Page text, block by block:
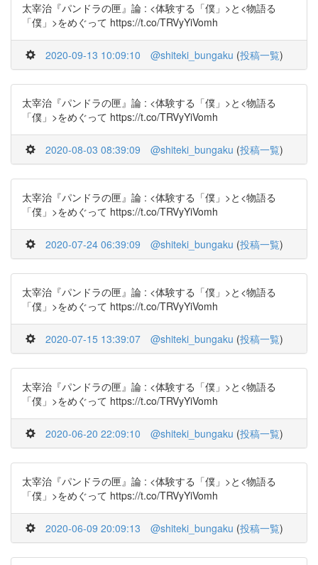
太宰治『パンドラの匣』論 : <体験する「僕」>と<物語る
「僕」>をめぐって https://t.co/TRVyYiVomh
2020-09-13 10:09:10 @shiteki_bungaku (投稿一覧)
太宰治『パンドラの匣』論 : <体験する「僕」>と<物語る
「僕」>をめぐって https://t.co/TRVyYiVomh
2020-08-03 08:39:09 @shiteki_bungaku (投稿一覧)
太宰治『パンドラの匣』論 : <体験する「僕」>と<物語る
「僕」>をめぐって https://t.co/TRVyYiVomh
2020-07-24 06:39:09 @shiteki_bungaku (投稿一覧)
太宰治『パンドラの匣』論 : <体験する「僕」>と<物語る
「僕」>をめぐって https://t.co/TRVyYiVomh
2020-07-15 13:39:07 @shiteki_bungaku (投稿一覧)
太宰治『パンドラの匣』論 : <体験する「僕」>と<物語る
「僕」>をめぐって https://t.co/TRVyYiVomh
2020-06-20 22:09:10 @shiteki_bungaku (投稿一覧)
太宰治『パンドラの匣』論 : <体験する「僕」>と<物語る
「僕」>をめぐって https://t.co/TRVyYiVomh
2020-06-09 20:09:13 @shiteki_bungaku (投稿一覧)